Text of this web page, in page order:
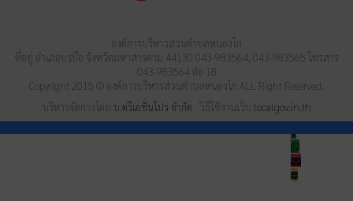
องค์การบริหารส่วนตำบลหนองโก
ที่อยู่ อำเภอบรบือ จังหวัดมหาสารคาม 44130 043-983564, 043-983565 โทรสาร
043-983564 ต่อ 18
Copyright 2015 © องค์การบริหารส่วนตำบลหนองโก ALL Right Reserved.
บริหารจัดการโดย บ.ครีเอชั่นโปร จำกัด วิธีใช้งานเว็บ localgov.in.th